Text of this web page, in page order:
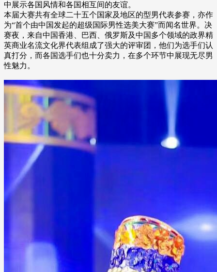
中展示各国风情和各国相互间的友谊。
本届大赛共有全球二十五个国家及地区的型男代表参赛，亦作
为“首个由中国发起的超级国际男性选美大赛”而闻名世界。决
赛夜，来自中国香港、巴西、俄罗斯及中国多个领域的政界精
英商业名流文化界代表组成了强大的评审团，他们为选手们认
真打分，而各国选手们也十分卖力，在多个环节中展现无尽男
性魅力。